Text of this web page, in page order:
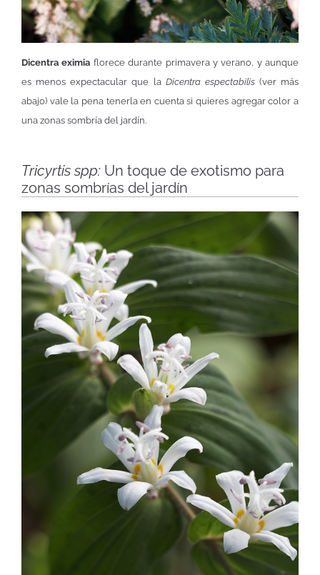
Dicentra eximia florece durante primavera y verano, y aunque
es menos expectacular que la Dicentra espectabilis(ver más
abajo) vale la pena tenerla en cuenta si quieres agregar color a
una zonas sombría del jardín.
Tricyrtis spp: Un toque de exotismo para
zonas sombrías del jardín